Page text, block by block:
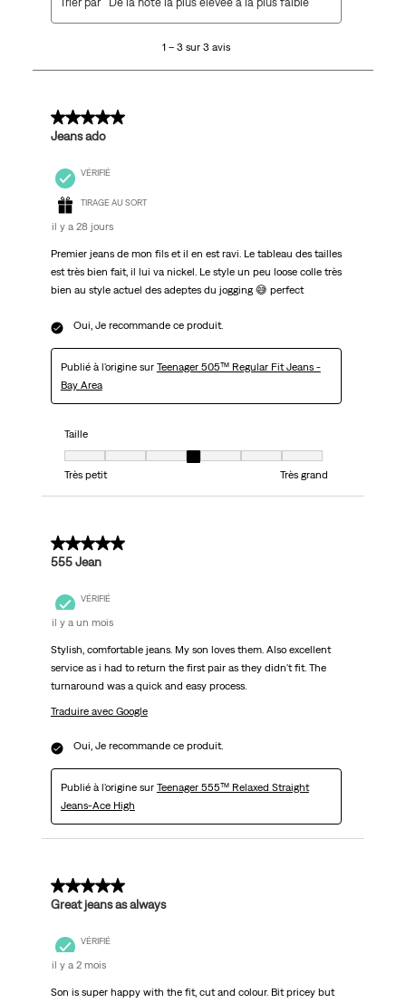
3
1 – 3 sur 3 avis
5 sur 5 étoiles.
Jeans ado
VÉRIFIÉ
TIRAGE AU SORT
il y a 28 jours
Premier jeans de mon fils et il en est ravi. Le tableau des tailles
est très bien fait, il lui va nickel. Le style un peu loose colle très
bien au style actuel des adeptes du jogging 😅 perfect
Oui, Je recommande ce produit.
Publié à l'origine sur Teenager 505™ Regular Fit Jeans -
Bay Area
Taille
Taille, 4 sur 7, où 1 est égal à Très petit et 7 est égal à Très grand
Très petit
Très grand
5 sur 5 étoiles.
555 Jean
VÉRIFIÉ
il y a un mois
Stylish, comfortable jeans. My son loves them. Also excellent
service as i had to return the first pair as they didn't fit. The
turnaround was a quick and easy process.
Traduire avec Google
Oui, Je recommande ce produit.
Publié à l'origine sur Teenager 555™ Relaxed Straight
Jeans-Ace High
5 sur 5 étoiles.
Great jeans as always
VÉRIFIÉ
il y a 2 mois
Son is super happy with the fit, cut and colour. Bit pricey but